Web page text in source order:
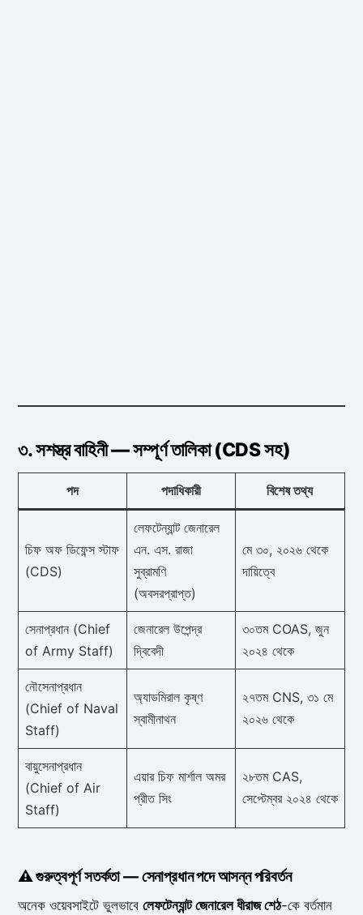
৩. সশস্ত্র বাহিনী — সম্পূর্ণ তালিকা (CDS সহ)
পদ পদাধিকারী বিশেষ তথ্য
চিফ অফ ডিফেন্স স্টাফ
(CDS)
লেফটেন্যান্ট জেনারেল
এন. এস. রাজা
সুব্রামণি
(অবসরপ্রাপ্ত)
মে ৩০, ২০২৬ থেকে
দায়িত্বে
সেনাপ্রধান (Chief
of Army Staff)
জেনারেল উপেন্দ্র
দ্বিবেদী
৩০তম COAS, জুন
২০২৪ থেকে
নৌসেনাপ্রধান
(Chief of Naval
Staff)
অ্যাডমিরাল কৃষ্ণ
স্বামীনাথন
২৭তম CNS, ৩১ মে
২০২৬ থেকে
বায়ুসেনাপ্রধান
(Chief of Air
Staff)
এয়ার চিফ মার্শাল অমর
প্রীত সিং
২৮তম CAS,
সেপ্টেম্বর ২০২৪ থেকে
⚠️ গুরুত্বপূর্ণ সতর্কতা — সেনাপ্রধান পদে আসন্ন পরিবর্তন
অনেক ওয়েবসাইটে ভুলভাবে লেফটেন্যান্ট জেনারেল ধীরাজ শেঠ-কে বর্তমান